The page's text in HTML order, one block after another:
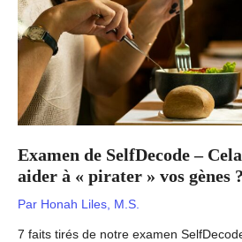
une
analyse
simplifiée
?
Examen de SelfDecode –
aider à « pirater » vos gènes ?
Par Honah Liles, M.S.
7 faits tirés de notre examen